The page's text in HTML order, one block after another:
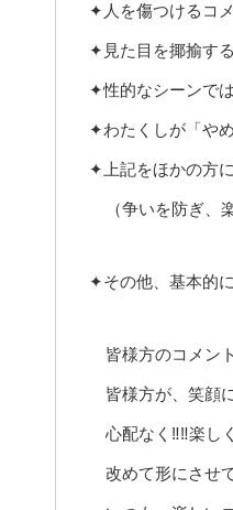
✦人を傷つけるコ
✦見た目を揶揄す
✦性的なシーンで
✦わたくしが「や
✦上記をほかの方
（争いを防ぎ、
✦その他、基本的
皆様方のコメン
皆様方が、笑顔
心配なく‼️‼️楽し
改めて形にさせ